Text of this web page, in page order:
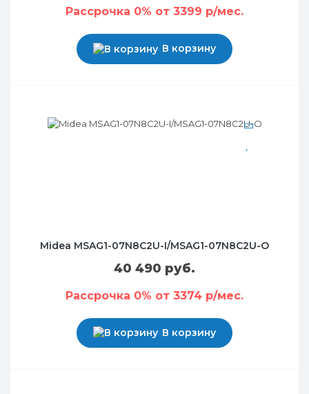
Рассрочка 0% от 3399 р/мес.
В корзину
Midea MSAG1-07N8C2U-I/MSAG1-07N8C2U-O
40 490 руб.
Рассрочка 0% от 3374 р/мес.
В корзину